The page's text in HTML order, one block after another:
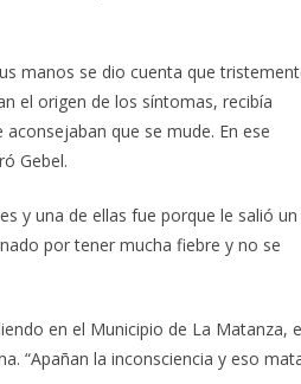
manos se dio cuenta que
el origen de los síntomas, recibía
que se mude. En ese
Gebel.
y una de ellas fue porque le salió un
por tener mucha fiebre y no se
en el Municipio de La Matanza,
“Apañan la inconsciencia y eso